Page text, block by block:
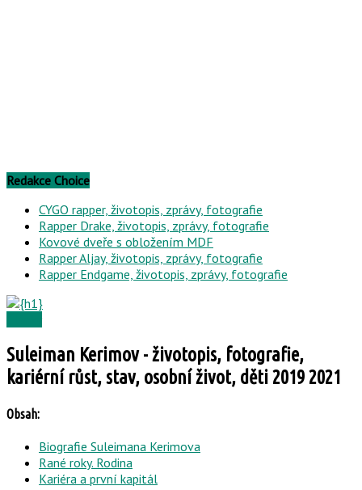
Redakce Choice
CYGO rapper, životopis, zprávy, fotografie
Rapper Drake, životopis, zprávy, fotografie
Kovové dveře s obložením MDF
Rapper Aljay, životopis, zprávy, fotografie
Rapper Endgame, životopis, zprávy, fotografie
Suleiman Kerimov - životopis, fotografie,
kariérní růst, stav, osobní život, děti 2019 2021
Obsah:
Biografie Suleimana Kerimova
Rané roky. Rodina
Kariéra a první kapitál